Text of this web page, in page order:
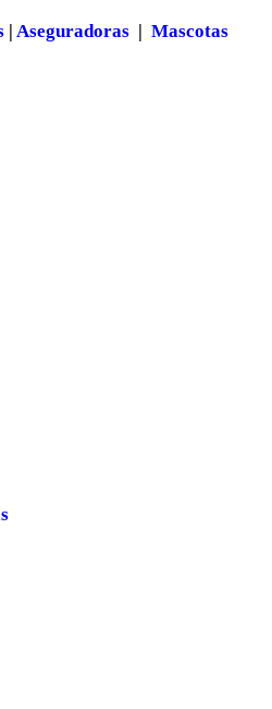
| Aseguradoras | Mascotas